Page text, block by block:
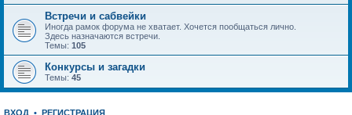
Встречи и сабвейки
Иногда рамок форума не хватает. Хочется пообщаться лично.
Здесь назначаются встречи.
Темы: 105
Конкурсы и загадки
Темы: 45
ВХОД • РЕГИСТРАЦИЯ